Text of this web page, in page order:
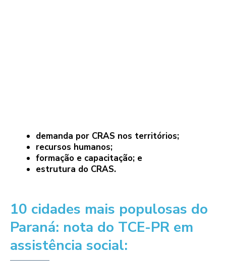
demanda por CRAS nos territórios;
recursos humanos;
formação e capacitação; e
estrutura do CRAS.
10 cidades mais populosas do
Paraná: nota do TCE-PR em
assistência social: